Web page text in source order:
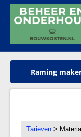
Raming
Tarieven >